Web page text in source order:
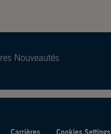
Nouveautés
Carrières Cookies Settings